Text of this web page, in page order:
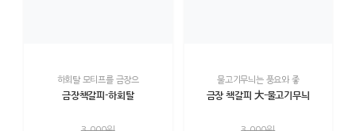
하회탈 모티프를 금장으
금장책갈피-하회탈
물고기무늬는 풍요와 좋
금장 책갈피 大-물고기무늬